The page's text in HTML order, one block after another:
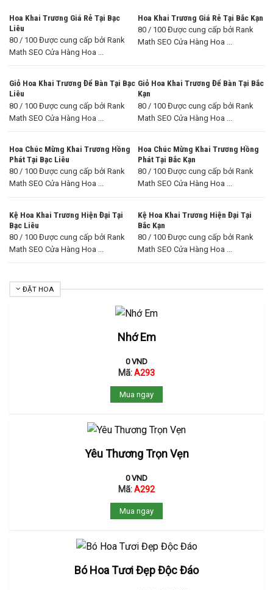
Hoa Khai Trương Giá Rẻ Tại Bạc
Liêu
80 / 100 Được cung cấp bởi Rank
Math SEO Cửa Hàng Hoa ...
Hoa Khai Trương Giá Rẻ Tại Bắc Kạn
80 / 100 Được cung cấp bởi Rank
Math SEO Cửa Hàng Hoa ...
Giỏ Hoa Khai Trương Để Bàn Tại Bạc
Liêu
80 / 100 Được cung cấp bởi Rank
Math SEO Cửa Hàng Hoa ...
Giỏ Hoa Khai Trương Để Bàn Tại Bắc
Kạn
80 / 100 Được cung cấp bởi Rank
Math SEO Cửa Hàng Hoa ...
Hoa Chúc Mừng Khai Trương Hồng
Phát Tại Bạc Liêu
80 / 100 Được cung cấp bởi Rank
Math SEO Cửa Hàng Hoa ...
Hoa Chúc Mừng Khai Trương Hồng
Phát Tại Bắc Kạn
80 / 100 Được cung cấp bởi Rank
Math SEO Cửa Hàng Hoa ...
Kệ Hoa Khai Trương Hiện Đại Tại
Bạc Liêu
80 / 100 Được cung cấp bởi Rank
Math SEO Cửa Hàng Hoa ...
Kệ Hoa Khai Trương Hiện Đại Tại
Bắc Kạn
80 / 100 Được cung cấp bởi Rank
Math SEO Cửa Hàng Hoa ...
ĐẶT HOA
Nhớ Em
0VND
Mã:A293
Mua ngay
Yêu Thương Trọn Vẹn
0VND
Mã:A292
Mua ngay
Bó Hoa Tươi Đẹp Độc Đáo